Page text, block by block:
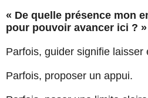
« De quelle présence mon
pour pouvoir avancer ici ? »
Parfois, guider signifie laisser
Parfois, proposer un appui.